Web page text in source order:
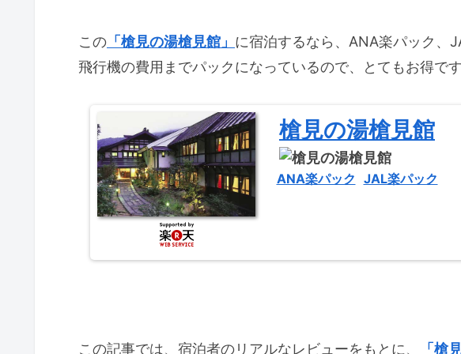
この 「槍見の湯槍見館」 に宿泊するなら、ANA楽パック、
飛行機の費用までパックになっているので、とてもお得です
槍見の湯槍見館
ANA楽パック JAL楽パック
この記事では、宿泊者のリアルなレビューをもとに、 「槍